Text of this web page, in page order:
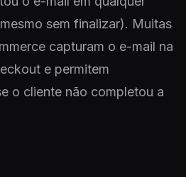
sem finalizar). Muitas
capturam o e-mail na
e permitem
o cliente não completou a